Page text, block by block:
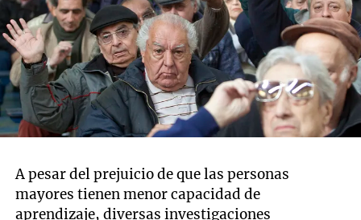
A pesar del prejuicio de que las personas
mayores tienen menor capacidad de
aprendizaje, diversas investigaciones